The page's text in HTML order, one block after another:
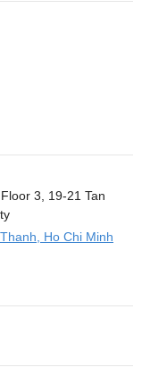
Ho Chi Minh